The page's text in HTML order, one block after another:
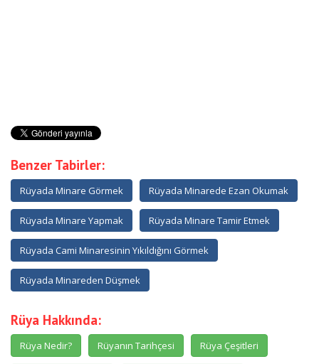
Benzer Tabirler:
Rüyada Minare Görmek Rüyada Minarede Ezan Okumak
Rüyada Minare Yapmak Rüyada Minare Tamir Etmek
Rüyada Cami Minaresinin Yıkıldığını Görmek
Rüyada Minareden Düşmek
Rüya Hakkında:
Rüya Nedir? Rüyanın Tarihçesi Rüya Çeşitleri